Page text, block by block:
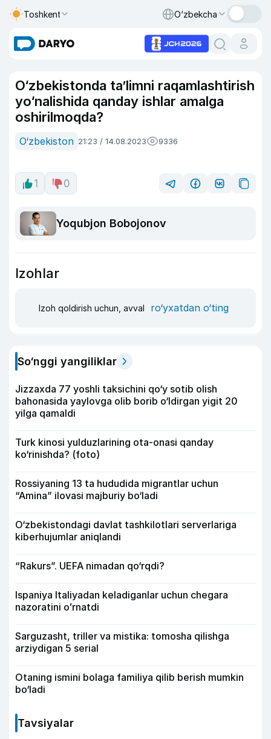
Toshkent O‘zbekcha
O‘zbekistonda ta’limni raqamlashtirish
yo‘nalishida qanday ishlar amalga
oshirilmoqda?
O‘zbekiston 21:23 / 14.08.2023 9336
1 0
Yoqubjon Bobojonov
Izohlar
Izoh qoldirish uchun, avval ro‘yxatdan o‘ting
So‘nggi yangiliklar
Jizzaxda 77 yoshli taksichini qo‘y sotib olish
bahonasida yaylovga olib borib o‘ldirgan yigit 20
yilga qamaldi
Turk kinosi yulduzlarining ota-onasi qanday
ko‘rinishda? (foto)
Rossiyaning 13 ta hududida migrantlar uchun
“Amina” ilovasi majburiy bo‘ladi
O‘zbekistondagi davlat tashkilotlari serverlariga
kiberhujumlar aniqlandi
“Rakurs”. UEFA nimadan qo‘rqdi?
Ispaniya Italiyadan keladiganlar uchun chegara
nazoratini oʻrnatdi
Sarguzasht, triller va mistika: tomosha qilishga
arziydigan 5 serial
Otaning ismini bolaga familiya qilib berish mumkin
bo‘ladi
Tavsiyalar